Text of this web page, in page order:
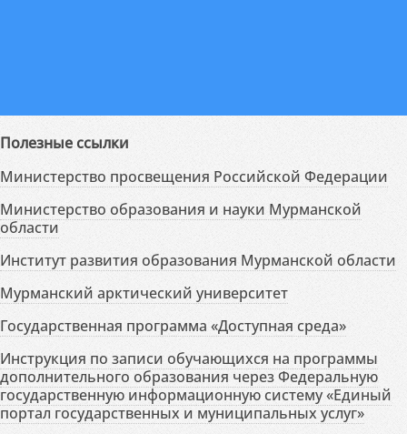
Полезные ссылки
Министерство просвещения Российской Федерации
Министерство образования и науки Мурманской
области
Институт развития образования Мурманской области
Мурманский арктический университет
Государственная программа «Доступная среда»
Инструкция по записи обучающихся на программы
дополнительного образования через Федеральную
государственную информационную систему «Единый
портал государственных и муниципальных услуг»